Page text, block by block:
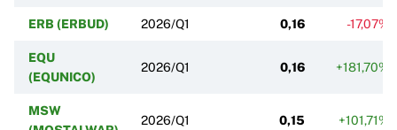
ERB (ERBUD) 2026/Q1 0,16 -17,07%
EQU
(EQUNICO)
2026/Q1 0,16 +181,70%
MSW
2026/Q1 0,15 +101,71%